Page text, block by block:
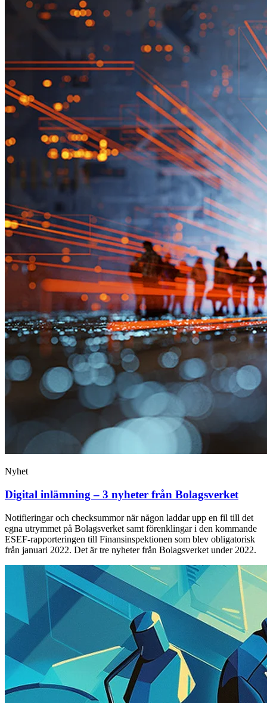
Nyhet
Digital inlämning – 3 nyheter från Bolagsverket
Notifieringar och checksummor när någon laddar upp en fil till det
egna utrymmet på Bolagsverket samt förenklingar i den kommande
ESEF-rapporteringen till Finansinspektionen som blev obligatorisk
från januari 2022. Det är tre nyheter från Bolagsverket under 2022.